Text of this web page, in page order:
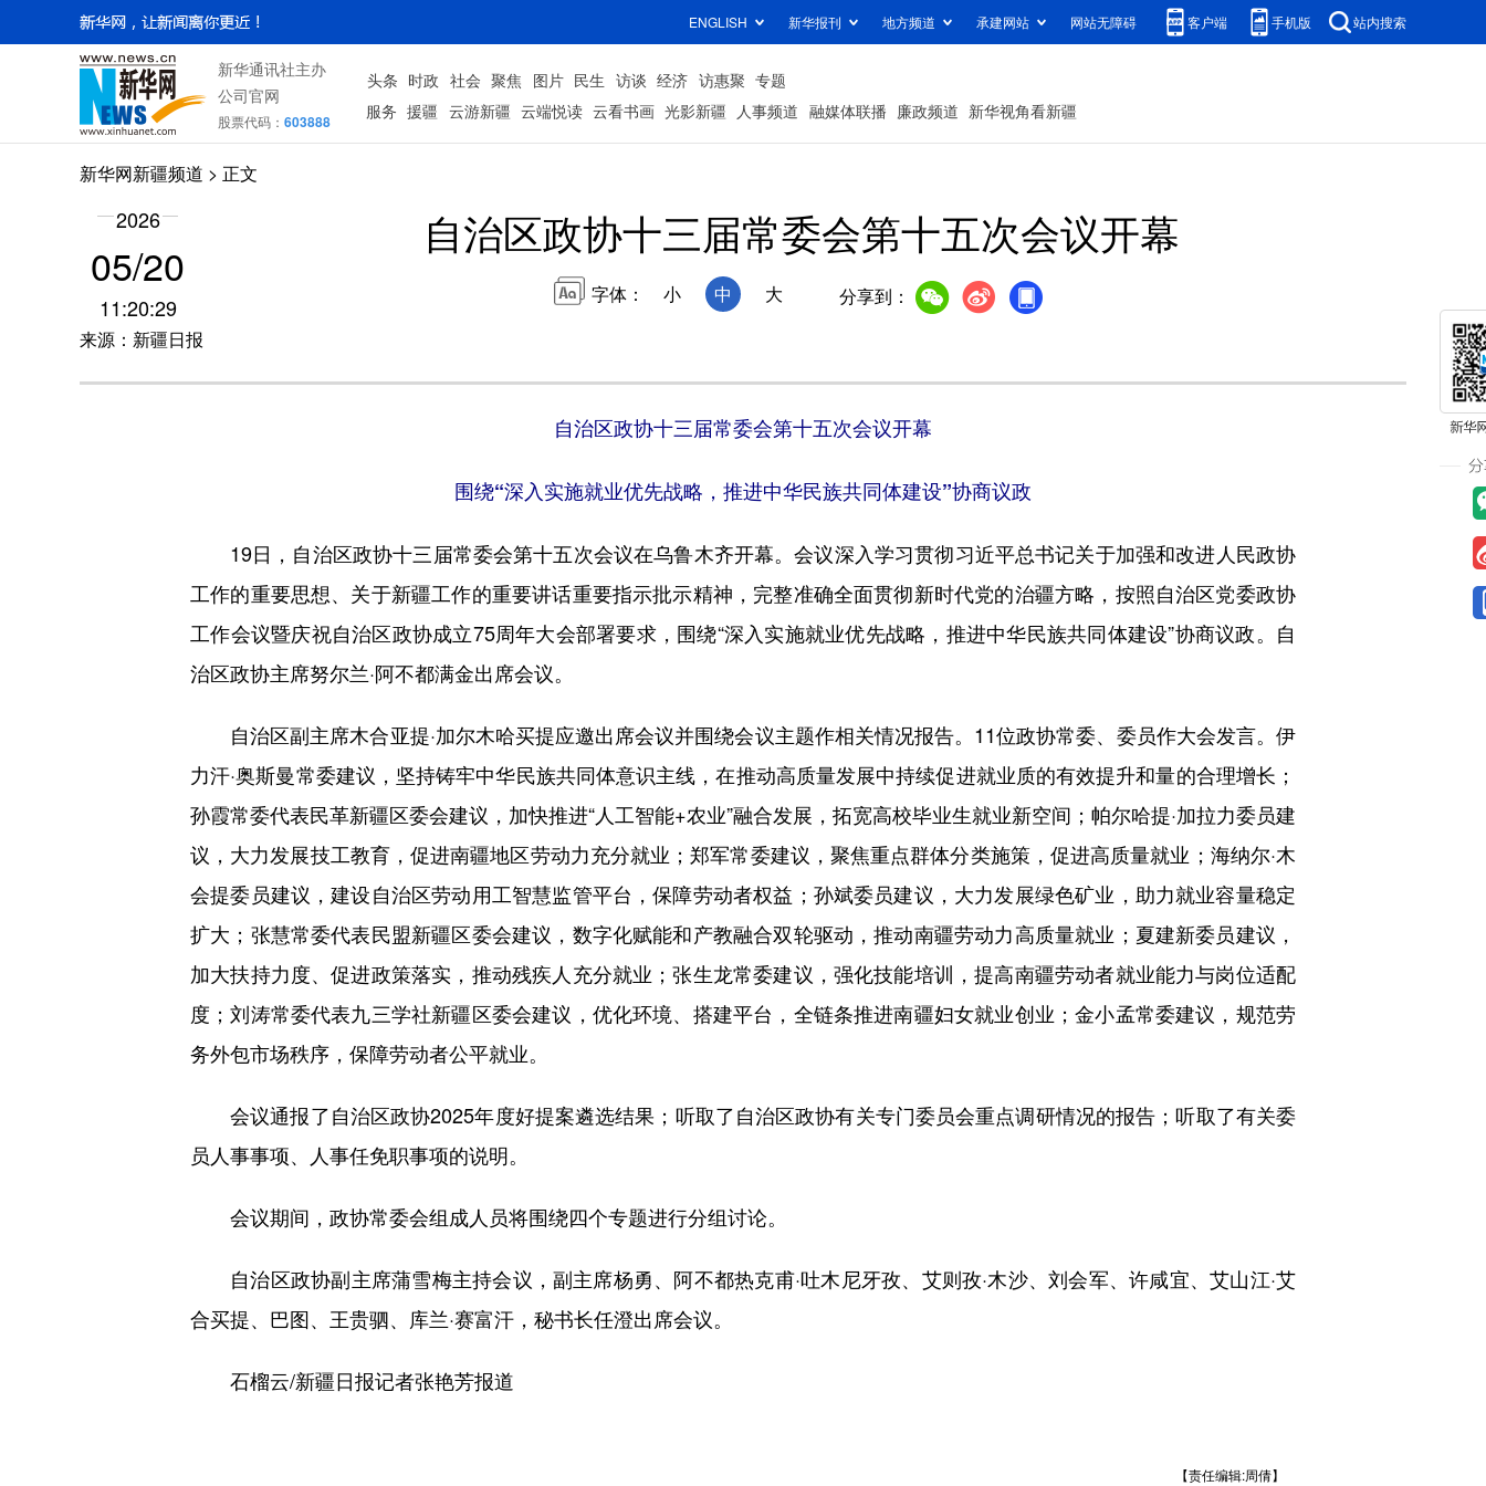
ENGLISH 新华报刊 地方频道 承建网站 网站无障碍 客户端 手机版 站内搜索
新华通讯社主办
公司官网
股票代码： 603888
头条 时政 社会 聚焦 图片 民生 访谈 经济 访惠聚 专题
服务 援疆 云游新疆 云端悦读 云看书画 光影新疆 人事频道 融媒体联播 廉政频道 新华视角看新疆
新华网新疆频道 > 正文
2026
05/20
11:20:29
来源：新疆日报
自治区政协十三届常委会第十五次会议开幕
字体： 小 中 大 分享到：
自治区政协十三届常委会第十五次会议开幕
围绕“深入实施就业优先战略，推进中华民族共同体建设”协商议政
19日，自治区政协十三届常委会第十五次会议在乌鲁木齐开幕。会议深入学习贯彻习近平总书记关于加强和改进人民政协
工作的重要思想、关于新疆工作的重要讲话重要指示批示精神，完整准确全面贯彻新时代党的治疆方略，按照自治区党委政协
工作会议暨庆祝自治区政协成立75周年大会部署要求，围绕“深入实施就业优先战略，推进中华民族共同体建设”协商议政。自
治区政协主席努尔兰·阿不都满金出席会议。
自治区副主席木合亚提·加尔木哈买提应邀出席会议并围绕会议主题作相关情况报告。11位政协常委、委员作大会发言。伊
力汗·奥斯曼常委建议，坚持铸牢中华民族共同体意识主线，在推动高质量发展中持续促进就业质的有效提升和量的合理增长；
孙霞常委代表民革新疆区委会建议，加快推进“人工智能+农业”融合发展，拓宽高校毕业生就业新空间；帕尔哈提·加拉力委员建
议，大力发展技工教育，促进南疆地区劳动力充分就业；郑军常委建议，聚焦重点群体分类施策，促进高质量就业；海纳尔·木
会提委员建议，建设自治区劳动用工智慧监管平台，保障劳动者权益；孙斌委员建议，大力发展绿色矿业，助力就业容量稳定
扩大；张慧常委代表民盟新疆区委会建议，数字化赋能和产教融合双轮驱动，推动南疆劳动力高质量就业；夏建新委员建议，
加大扶持力度、促进政策落实，推动残疾人充分就业；张生龙常委建议，强化技能培训，提高南疆劳动者就业能力与岗位适配
度；刘涛常委代表九三学社新疆区委会建议，优化环境、搭建平台，全链条推进南疆妇女就业创业；金小孟常委建议，规范劳
务外包市场秩序，保障劳动者公平就业。
会议通报了自治区政协2025年度好提案遴选结果；听取了自治区政协有关专门委员会重点调研情况的报告；听取了有关委
员人事事项、人事任免职事项的说明。
会议期间，政协常委会组成人员将围绕四个专题进行分组讨论。
自治区政协副主席蒲雪梅主持会议，副主席杨勇、阿不都热克甫·吐木尼牙孜、艾则孜·木沙、刘会军、许咸宜、艾山江·艾
合买提、巴图、王贵驷、库兰·赛富汗，秘书长任澄出席会议。
石榴云/新疆日报记者张艳芳报道
【责任编辑:周倩】